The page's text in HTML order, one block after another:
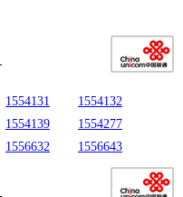
1554131
1554132
1554139
1554277
1556632 1556643